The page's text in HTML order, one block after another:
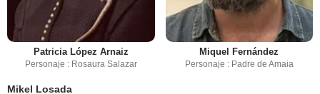
Patricia López Arnaiz
Personaje : Rosaura Salazar
Miquel Fernández
Personaje : Padre de Amaia
Mikel Losada